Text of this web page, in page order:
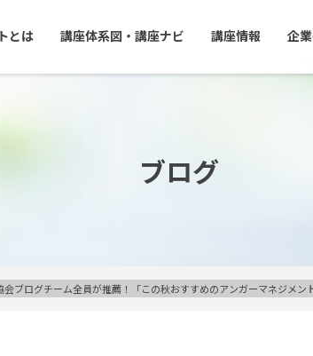
とは 講座体系図・講座ナビ 講座情報 企
ブログ
会ブログチーム全員が推薦！「この秋おすすめのアンガーマネジメン